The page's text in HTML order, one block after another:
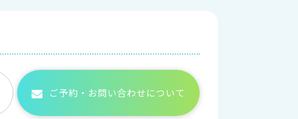
ご予約・お問い合わせについて